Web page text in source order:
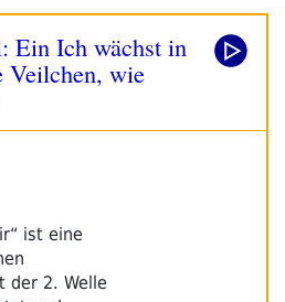
Ein Ich wächst in
Veilchen, wie
ist eine
der 2. Welle